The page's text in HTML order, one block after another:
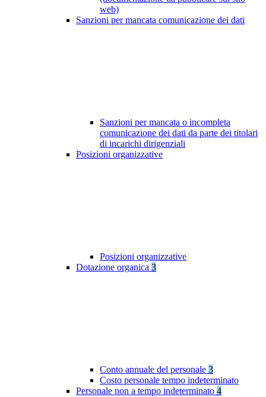
web)
Sanzioni per mancata comunicazione dei dati
Sanzioni per mancata o incompleta
comunicazione dei dati da parte dei titolari
di incarichi dirigenziali
Posizioni organizzative
Posizioni organizzative
Dotazione organica 3
Conto annuale del personale 3
Costo personale tempo indeterminato
Personale non a tempo indeterminato 4